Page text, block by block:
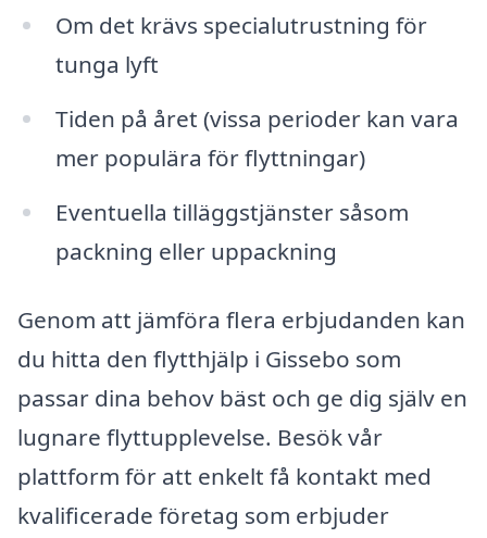
Om det krävs specialutrustning för
tunga lyft
Tiden på året (vissa perioder kan vara
mer populära för flyttningar)
Eventuella tilläggstjänster såsom
packning eller uppackning
Genom att jämföra flera erbjudanden kan
du hitta den flytthjälp i Gissebo som
passar dina behov bäst och ge dig själv en
lugnare flyttupplevelse. Besök vår
plattform för att enkelt få kontakt med
kvalificerade företag som erbjuder